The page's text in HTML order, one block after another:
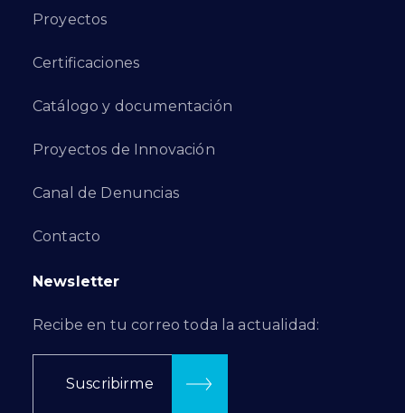
Proyectos
Certificaciones
Catálogo y documentación
Proyectos de Innovación
Canal de Denuncias
Contacto
Newsletter
Recibe en tu correo toda la actualidad:
Suscribirme